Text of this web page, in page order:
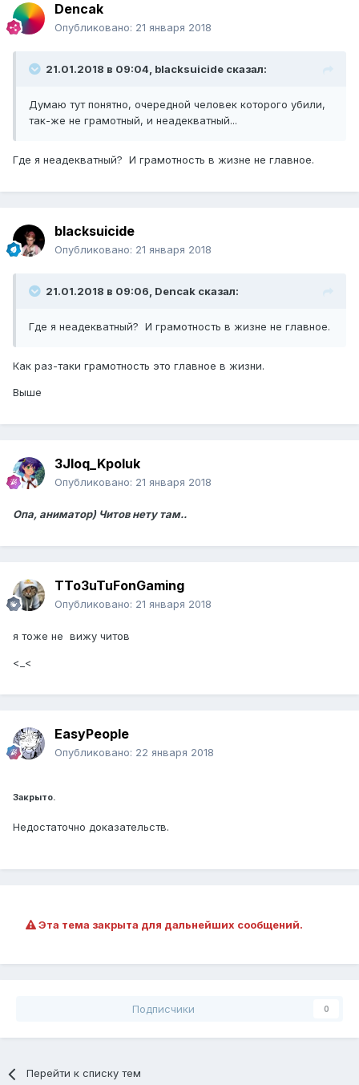
Dencak
Опубликовано: 21 января 2018
21.01.2018 в 09:04, blacksuicide сказал:
Думаю тут понятно, очередной человек которого убили,
так-же не грамотный, и неадекватный...
Где я неадекватный? И грамотность в жизне не главное.
blacksuicide
Опубликовано: 21 января 2018
21.01.2018 в 09:06, Dencak сказал:
Где я неадекватный? И грамотность в жизне не главное.
Как раз-таки грамотность это главное в жизни.
Выше
3Jloq_Kpoluk
Опубликовано: 21 января 2018
Опа, аниматор) Читов нету там..
TTo3uTuFonGaming
Опубликовано: 21 января 2018
я тоже не вижу читов
<_<
EasyPeople
Опубликовано: 22 января 2018
Закрыто.
Недостаточно доказательств.
Эта тема закрыта для дальнейших сообщений.
Подписчики 0
Перейти к списку тем